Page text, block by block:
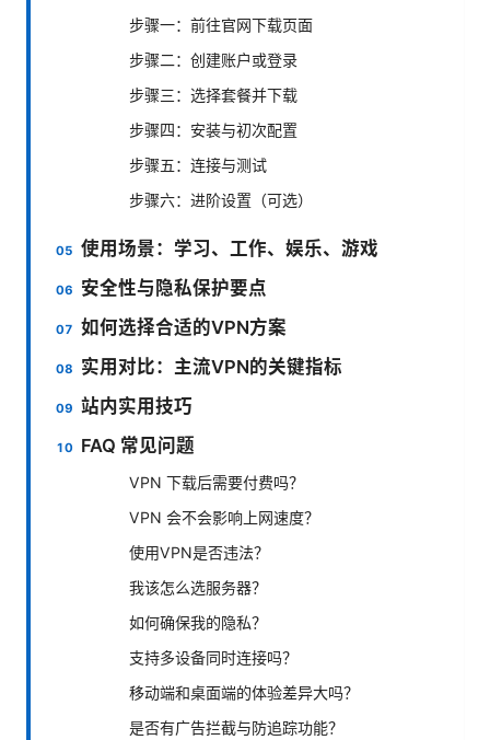
步骤一：前往官网下载页面
步骤二：创建账户或登录
步骤三：选择套餐并下载
步骤四：安装与初次配置
步骤五：连接与测试
步骤六：进阶设置（可选）
使用场景：学习、工作、娱乐、游戏
安全性与隐私保护要点
如何选择合适的VPN方案
实用对比：主流VPN的关键指标
站内实用技巧
FAQ 常见问题
VPN 下载后需要付费吗？
VPN 会不会影响上网速度？
使用VPN是否违法？
我该怎么选服务器？
如何确保我的隐私？
支持多设备同时连接吗？
移动端和桌面端的体验差异大吗？
是否有广告拦截与防追踪功能？